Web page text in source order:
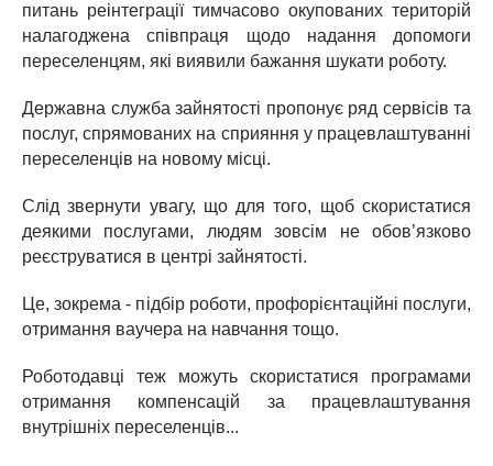
питань реінтеграції тимчасово окупованих територій
налагоджена співпраця щодо надання допомоги
переселенцям, які виявили бажання шукати роботу.
Державна служба зайнятості пропонує ряд сервісів та
послуг, спрямованих на сприяння у працевлаштуванні
переселенців на новому місці.
Слід звернути увагу, що для того, щоб скористатися
деякими послугами, людям зовсім не обов’язково
реєструватися в центрі зайнятості.
Це, зокрема - підбір роботи, профорієнтаційні послуги,
отримання ваучера на навчання тощо.
Роботодавці теж можуть скористатися програмами
отримання компенсацій за працевлаштування
внутрішніх переселенців...